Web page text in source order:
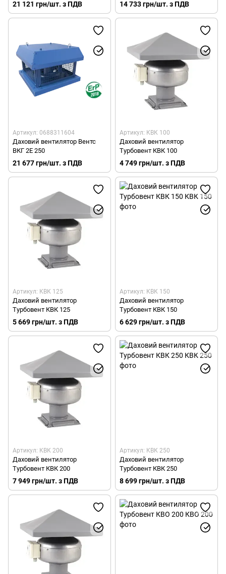
21 121 грн/шт. з ПДВ 14 733 грн/шт. з ПДВ
Артикул: 0688311604
Даховий вентилятор Вентс
ВКГ 2Е 250
21 677 грн/шт. з ПДВ
Артикул: КВК 100
Даховий вентилятор
Турбовент КВК 100
4 749 грн/шт. з ПДВ
Артикул: КВК 125
Даховий вентилятор
Турбовент КВК 125
5 669 грн/шт. з ПДВ
Артикул: КВК 150
Даховий вентилятор
Турбовент КВК 150
6 629 грн/шт. з ПДВ
Артикул: КВК 200
Даховий вентилятор
Турбовент КВК 200
7 949 грн/шт. з ПДВ
Артикул: КВК 250
Даховий вентилятор
Турбовент КВК 250
8 699 грн/шт. з ПДВ